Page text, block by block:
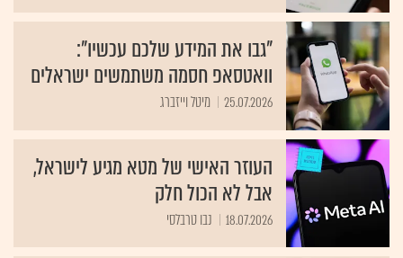
"גבו את המידע שלכם עכשיו":
וואטסאפ חסמה משתמשים ישראלים
25.07.2026 מיטל וייזברג
העוזר האישי של מטא מגיע לישראל,
אבל לא הכול חלק
18.07.2026 נבו טרבלסי